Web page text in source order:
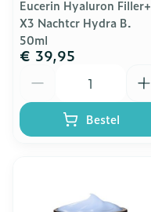
Eucerin Hyaluron Filler+
X3 Nachtcr Hydra B.
50ml
€ 39,95
Bestel